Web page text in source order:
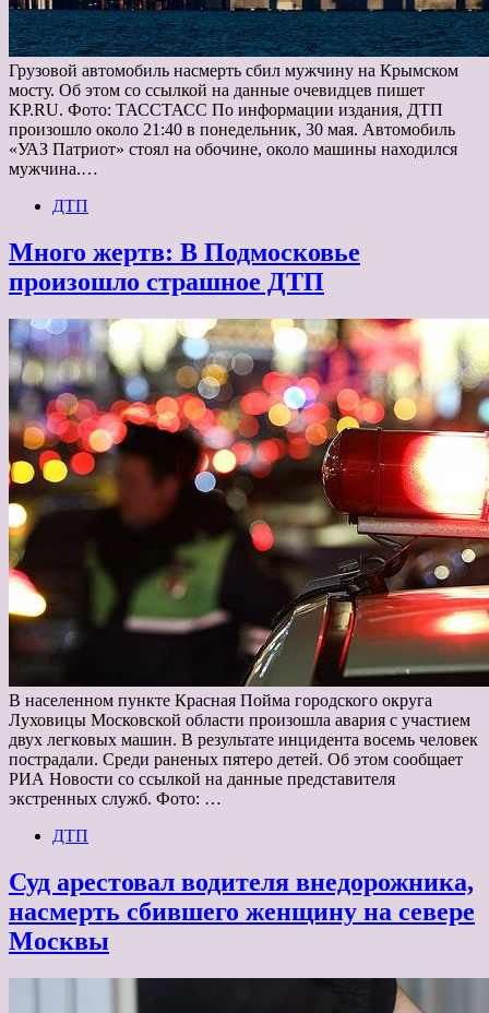
Грузовой автомобиль насмерть сбил мужчину на Крымском
мосту. Об этом со ссылкой на данные очевидцев пишет
KP.RU. Фото: ТАССТАСС По информации издания, ДТП
произошло около 21:40 в понедельник, 30 мая. Автомобиль
«УАЗ Патриот» стоял на обочине, около машины находился
мужчина.…
ДТП
Много жертв: В Подмосковье
произошло страшное ДТП
В населенном пункте Красная Пойма городского округа
Луховицы Московской области произошла авария с участием
двух легковых машин. В результате инцидента восемь человек
пострадали. Среди раненых пятеро детей. Об этом сообщает
РИА Новости со ссылкой на данные представителя
экстренных служб. Фото: …
ДТП
Суд арестовал водителя внедорожника,
насмерть сбившего женщину на севере
Москвы